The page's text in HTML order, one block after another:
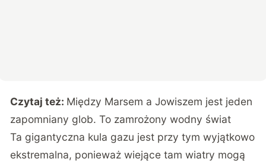
Czytaj też: Między Marsem a Jowiszem jest jeden
zapomniany glob. To zamrożony wodny świat
Ta gigantyczna kula gazu jest przy tym wyjątkowo
ekstremalna, ponieważ wiejące tam wiatry mogą